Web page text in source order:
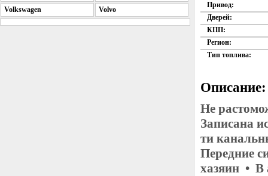
Привод:
Дверей:
КПП:
Регион:
Тип топлива:
Описание:
Не
Записана
ти
Передние
хазяин • В
Volkswagen
Volvo